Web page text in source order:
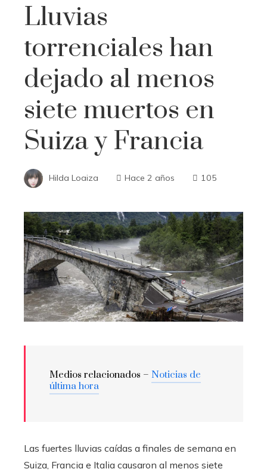
Lluvias
torrenciales han
dejado al menos
siete muertos en
Suiza y Francia
Hilda Loaiza Hace 2 años 105
Medios relacionados – Noticias de
última hora
Las fuertes lluvias caídas a finales de semana en
Suiza, Francia e Italia causaron al menos siete